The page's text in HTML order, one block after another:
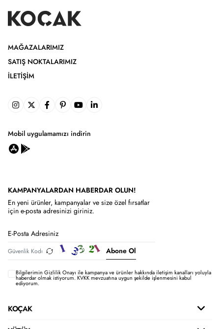
MAĞAZALARIMIZ
SATIŞ NOKTALARIMIZ
İLETIŞIM
Mobil uygulamamızı indirin
KAMPANYALARDAN HABERDAR OLUN!
En yeni ürünler, kampanyalar ve size özel fırsatlar
için e-posta adresinizi giriniz.
Abone Ol
Bilgilerimin Gizlilik Onayı ile kampanya ve ürünler hakkında iletişim kanalları yoluyla
haberdar olmak istiyorum.KVKK mevzuatına uygun şekilde işlenmesini kabul
ediyorum.
KOÇAK